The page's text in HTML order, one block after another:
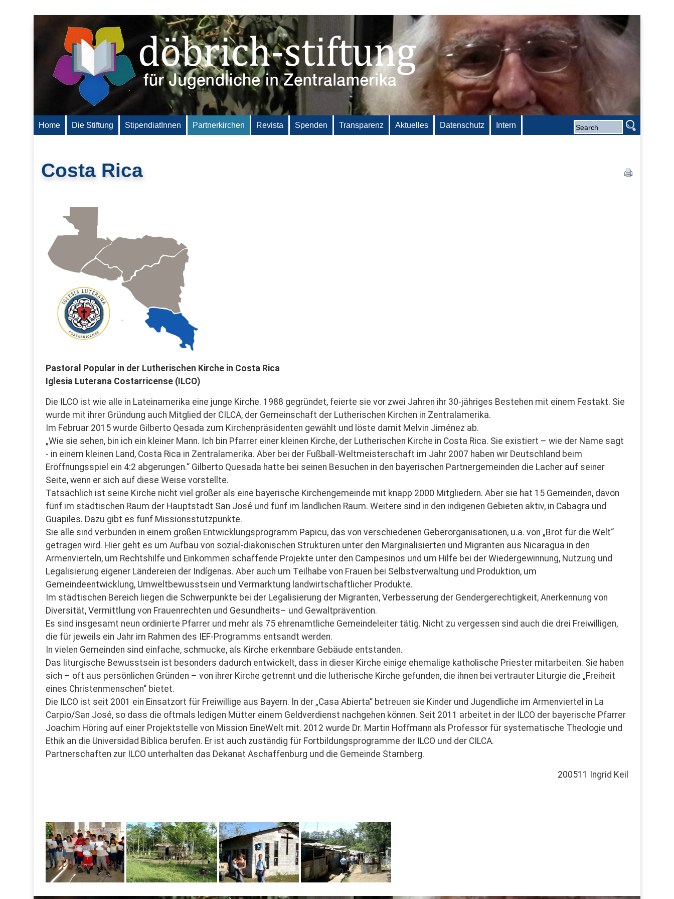
Home Die Stiftung StipendiatInnen Partnerkirchen Revista Spenden Transparenz Aktuelles Datenschutz Intern
Costa Rica
Pastoral Popular in der Lutherischen Kirche in Costa Rica
Iglesia Luterana Costarricense (ILCO)
Die ILCO ist wie alle in Lateinamerika eine junge Kirche. 1988 gegründet, feierte sie vor zwei Jahren ihr 30-jähriges Bestehen mit einem Festakt. Sie
wurde mit ihrer Gründung auch Mitglied der CILCA, der Gemeinschaft der Lutherischen Kirchen in Zentralamerika.
Im Februar 2015 wurde Gilberto Qesada zum Kirchenpräsidenten gewählt und löste damit Melvin Jiménez ab.
„Wie sie sehen, bin ich ein kleiner Mann. Ich bin Pfarrer einer kleinen Kirche, der Lutherischen Kirche in Costa Rica. Sie existiert – wie der Name sagt
- in einem kleinen Land, Costa Rica in Zentralamerika. Aber bei der Fußball-Weltmeisterschaft im Jahr 2007 haben wir Deutschland beim
Eröffnungsspiel ein 4:2 abgerungen.“ Gilberto Quesada hatte bei seinen Besuchen in den bayerischen Partnergemeinden die Lacher auf seiner
Seite, wenn er sich auf diese Weise vorstellte.
Tatsächlich ist seine Kirche nicht viel größer als eine bayerische Kirchengemeinde mit knapp 2000 Mitgliedern. Aber sie hat 15 Gemeinden, davon
fünf im städtischen Raum der Hauptstadt San José und fünf im ländlichen Raum. Weitere sind in den indigenen Gebieten aktiv, in Cabagra und
Guapiles. Dazu gibt es fünf Missionsstützpunkte.
Sie alle sind verbunden in einem großen Entwicklungsprogramm Papicu, das von verschiedenen Geberorganisationen, u.a. von „Brot für die Welt“
getragen wird. Hier geht es um Aufbau von sozial-diakonischen Strukturen unter den Marginalisierten und Migranten aus Nicaragua in den
Armenvierteln, um Rechtshilfe und Einkommen schaffende Projekte unter den Campesinos und um Hilfe bei der Wiedergewinnung, Nutzung und
Legalisierung eigener Ländereien der Indígenas. Aber auch um Teilhabe von Frauen bei Selbstverwaltung und Produktion, um
Gemeindeentwicklung, Umweltbewusstsein und Vermarktung landwirtschaftlicher Produkte.
Im städtischen Bereich liegen die Schwerpunkte bei der Legalisierung der Migranten, Verbesserung der Gendergerechtigkeit, Anerkennung von
Diversität, Vermittlung von Frauenrechten und Gesundheits– und Gewaltprävention.
Es sind insgesamt neun ordinierte Pfarrer und mehr als 75 ehrenamtliche Gemeindeleiter tätig. Nicht zu vergessen sind auch die drei Freiwilligen,
die für jeweils ein Jahr im Rahmen des IEF-Programms entsandt werden.
In vielen Gemeinden sind einfache, schmucke, als Kirche erkennbare Gebäude entstanden.
Das liturgische Bewusstsein ist besonders dadurch entwickelt, dass in dieser Kirche einige ehemalige katholische Priester mitarbeiten. Sie haben
sich – oft aus persönlichen Gründen – von ihrer Kirche getrennt und die lutherische Kirche gefunden, die ihnen bei vertrauter Liturgie die „Freiheit
eines Christenmenschen“ bietet.
Die ILCO ist seit 2001 ein Einsatzort für Freiwillige aus Bayern. In der „Casa Abierta“ betreuen sie Kinder und Jugendliche im Armenviertel in La
Carpio/San José, so dass die oftmals ledigen Mütter einem Geldverdienst nachgehen können. Seit 2011 arbeitet in der ILCO der bayerische Pfarrer
Joachim Höring auf einer Projektstelle von Mission EineWelt mit. 2012 wurde Dr. Martin Hoffmann als Professor für systematische Theologie und
Ethik an die Universidad Bíblica berufen. Er ist auch zuständig für Fortbildungsprogramme der ILCO und der CILCA.
Partnerschaften zur ILCO unterhalten das Dekanat Aschaffenburg und die Gemeinde Starnberg.
200511 Ingrid Keil